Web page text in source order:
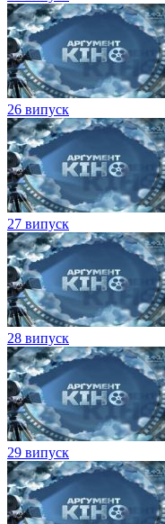
26 випуск
27 випуск
28 випуск
29 випуск